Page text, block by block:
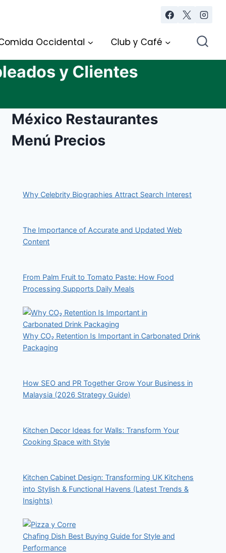
Occidental Club y Café
y Clientes
México Restaurantes
Menú Precios
Why Celebrity Biographies Attract Search Interest
The Importance of Accurate and Updated Web
Content
From Palm Fruit to Tomato Paste: How Food
Processing Supports Daily Meals
Why CO₂ Retention Is Important in Carbonated Drink
Packaging
How SEO and PR Together Grow Your Business in
Malaysia (2026 Strategy Guide)
Kitchen Decor Ideas for Walls: Transform Your
Cooking Space with Style
Kitchen Cabinet Design: Transforming UK Kitchens
into Stylish & Functional Havens (Latest Trends &
Insights)
Chafing Dish Best Buying Guide for Style and
Performance